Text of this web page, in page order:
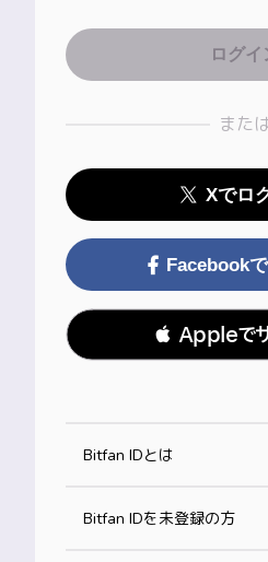
また
Xでロ
Facebook
 Appleでサ
Bitfan IDとは
Bitfan IDを未登録の方